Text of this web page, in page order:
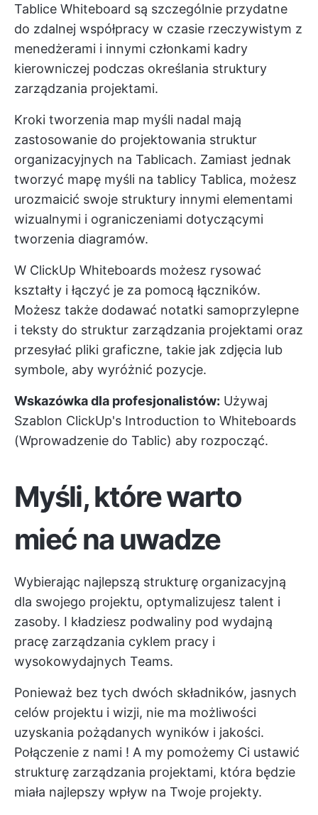
Tablice Whiteboard są szczególnie przydatne
do zdalnej współpracy w czasie rzeczywistym z
menedżerami i innymi członkami kadry
kierowniczej podczas określania struktury
zarządzania projektami.
Kroki tworzenia map myśli nadal mają
zastosowanie do projektowania struktur
organizacyjnych na Tablicach. Zamiast jednak
tworzyć mapę myśli na tablicy Tablica, możesz
urozmaicić swoje struktury innymi elementami
wizualnymi i ograniczeniami dotyczącymi
tworzenia diagramów.
W ClickUp Whiteboards możesz rysować
kształty i łączyć je za pomocą łączników.
Możesz także dodawać notatki samoprzylepne
i teksty do struktur zarządzania projektami oraz
przesyłać pliki graficzne, takie jak zdjęcia lub
symbole, aby wyróżnić pozycje.
Wskazówka dla profesjonalistów: Używaj
Szablon ClickUp's Introduction to Whiteboards
(Wprowadzenie do Tablic) aby rozpocząć.
Myśli, które warto
mieć na uwadze
Wybierając najlepszą strukturę organizacyjną
dla swojego projektu, optymalizujesz talent i
zasoby. I kładziesz podwaliny pod wydajną
pracę zarządzania cyklem pracy i
wysokowydajnych Teams.
Ponieważ bez tych dwóch składników, jasnych
celów projektu i wizji, nie ma możliwości
uzyskania pożądanych wyników i jakości.
Połączenie z nami ! A my pomożemy Ci ustawić
strukturę zarządzania projektami, która będzie
miała najlepszy wpływ na Twoje projekty.